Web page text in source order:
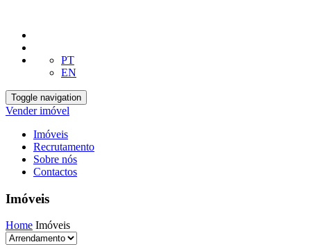
PT
EN
Toggle navigation
Vender imóvel
Imóveis
Recrutamento
Sobre nós
Contactos
Imóveis
Home Imóveis